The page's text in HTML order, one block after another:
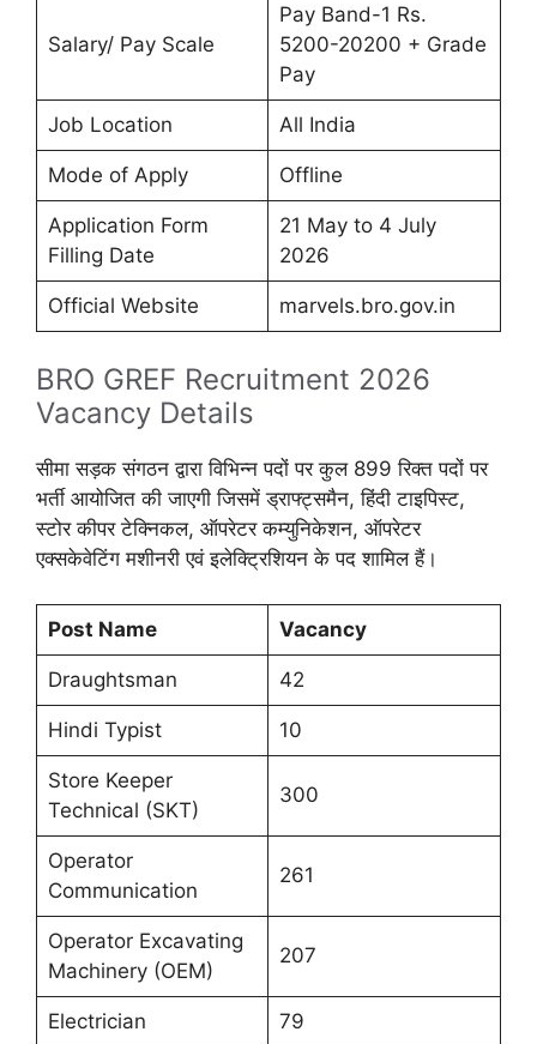
Salary/ Pay Scale
Pay Band-1 Rs.
5200-20200 + Grade
Pay
Job Location All India
Mode of Apply Offline
Application Form
Filling Date
21 May to 4 July
2026
Official Website marvels.bro.gov.in
BRO GREF Recruitment 2026
Vacancy Details
सीमा सड़क संगठन द्वारा विभिन्न पदों पर कुल 899 रिक्त पदों पर
भर्ती आयोजित की जाएगी जिसमें ड्राफ्ट्समैन, हिंदी टाइपिस्ट,
स्टोर कीपर टेक्निकल, ऑपरेटर कम्युनिकेशन, ऑपरेटर
एक्सकेवेटिंग मशीनरी एवं इलेक्ट्रिशियन के पद शामिल हैं।
Post Name Vacancy
Draughtsman 42
Hindi Typist 10
Store Keeper
Technical (SKT)
300
Operator
Communication
261
Operator Excavating
Machinery (OEM)
207
Electrician 79